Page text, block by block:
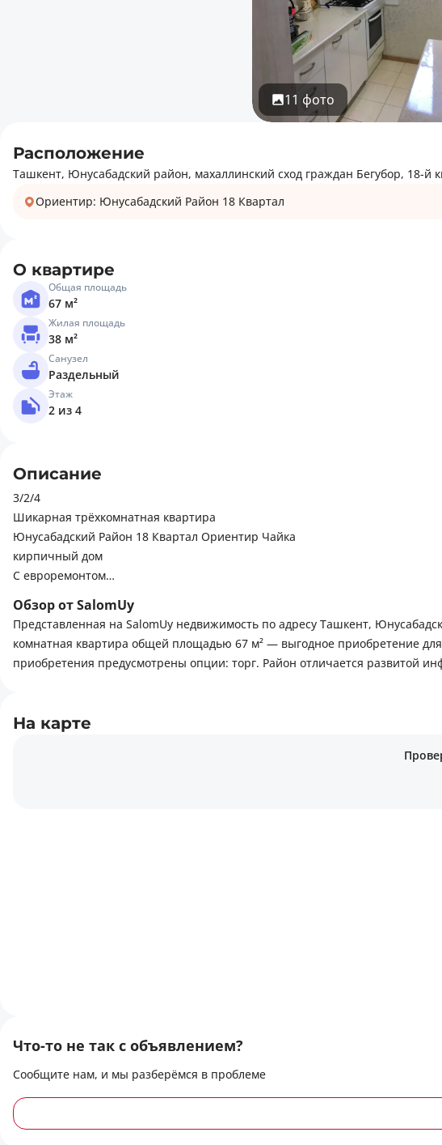
11 фото
Расположение
Ташкент, Юнусабадский район, махаллинский сход граждан Бегубор, 18-й
Ориентир: Юнусабадский Район 18 Квартал
О квартире
Общая площадь
67 м²
Жилая площадь
38 м²
Санузел
Раздельный
Этаж
2 из 4
Описание
3/2/4
Шикарная трёхкомнатная квартира
Юнусабадский Район 18 Квартал Ориентир Чайка
кирпичный дом
С евроремонтом
Все комнаты раздельные
Балкон 6 на 2
Туалет и ванна Раздельные
Окна пластиковые;
Метро Туркистан
Обзор от SalomUy
Представленная на SalomUy недвижимость по адресу Ташкент,
комнатная квартира общей площадью 67 м² — выгодное приобретение
приобретения предусмотрены опции: торг. Район отличается развитой
На карте
Что-то не так с объявлением?
Сообщите нам, и мы разберёмся в проблеме